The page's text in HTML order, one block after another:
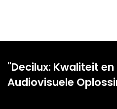
"Decilux: Kwaliteit
Audiovisuele